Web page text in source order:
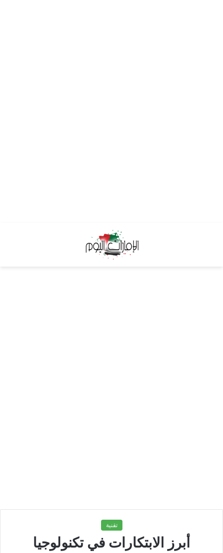
تقنية
أبرز الابتكارات في تكنولوجيا